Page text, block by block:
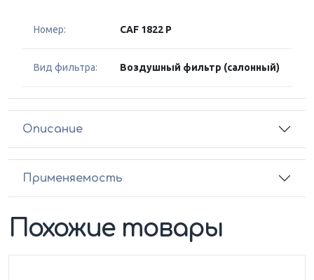
Номер: CAF 1822 P
Вид фильтра: Воздушный фильтр (салонный)
Описание
Применяемость
Похожие товары